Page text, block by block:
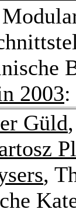
2003
Güld
,